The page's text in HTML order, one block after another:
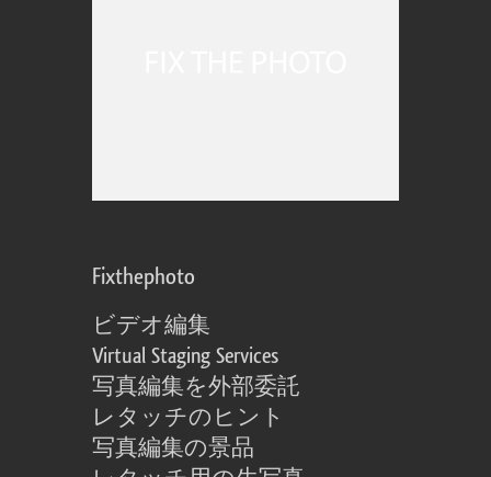
Fixthephoto
ビデオ編集
Virtual Staging Services
写真編集を外部委託
レタッチのヒント
写真編集の景品